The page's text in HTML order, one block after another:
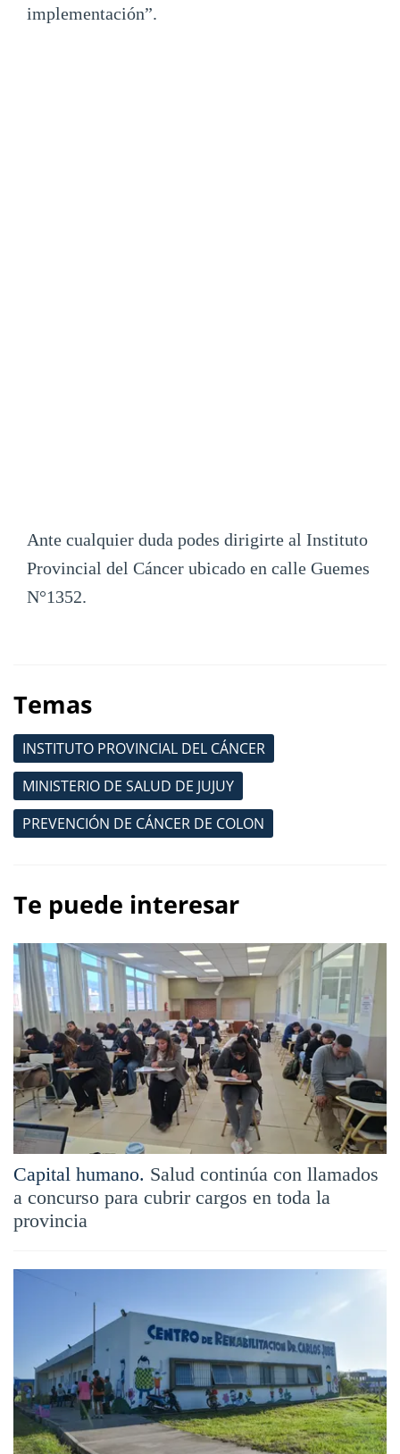
implementación”.
Ante cualquier duda podes dirigirte al Instituto
Provincial del Cáncer ubicado en calle Guemes
N°1352.
Temas
INSTITUTO PROVINCIAL DEL CÁNCER
MINISTERIO DE SALUD DE JUJUY
PREVENCIÓN DE CÁNCER DE COLON
Te puede interesar
Capital humano. Salud continúa con llamados
a concurso para cubrir cargos en toda la
provincia